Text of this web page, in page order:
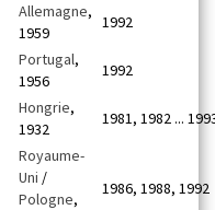
Allemagne,
1959
1992
Portugal,
1956
1992
Hongrie,
1932
1981, 1982 ...
Royaume-
Uni /
Pologne,
1986, 1988, 1992